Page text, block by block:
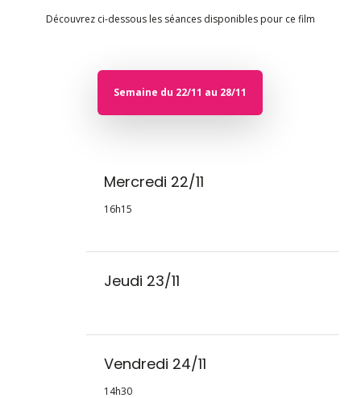
Découvrez ci-dessous les séances disponibles pour ce film
Semaine du 22/11 au 28/11
Mercredi 22/11
16h15
Jeudi 23/11
Vendredi 24/11
14h30